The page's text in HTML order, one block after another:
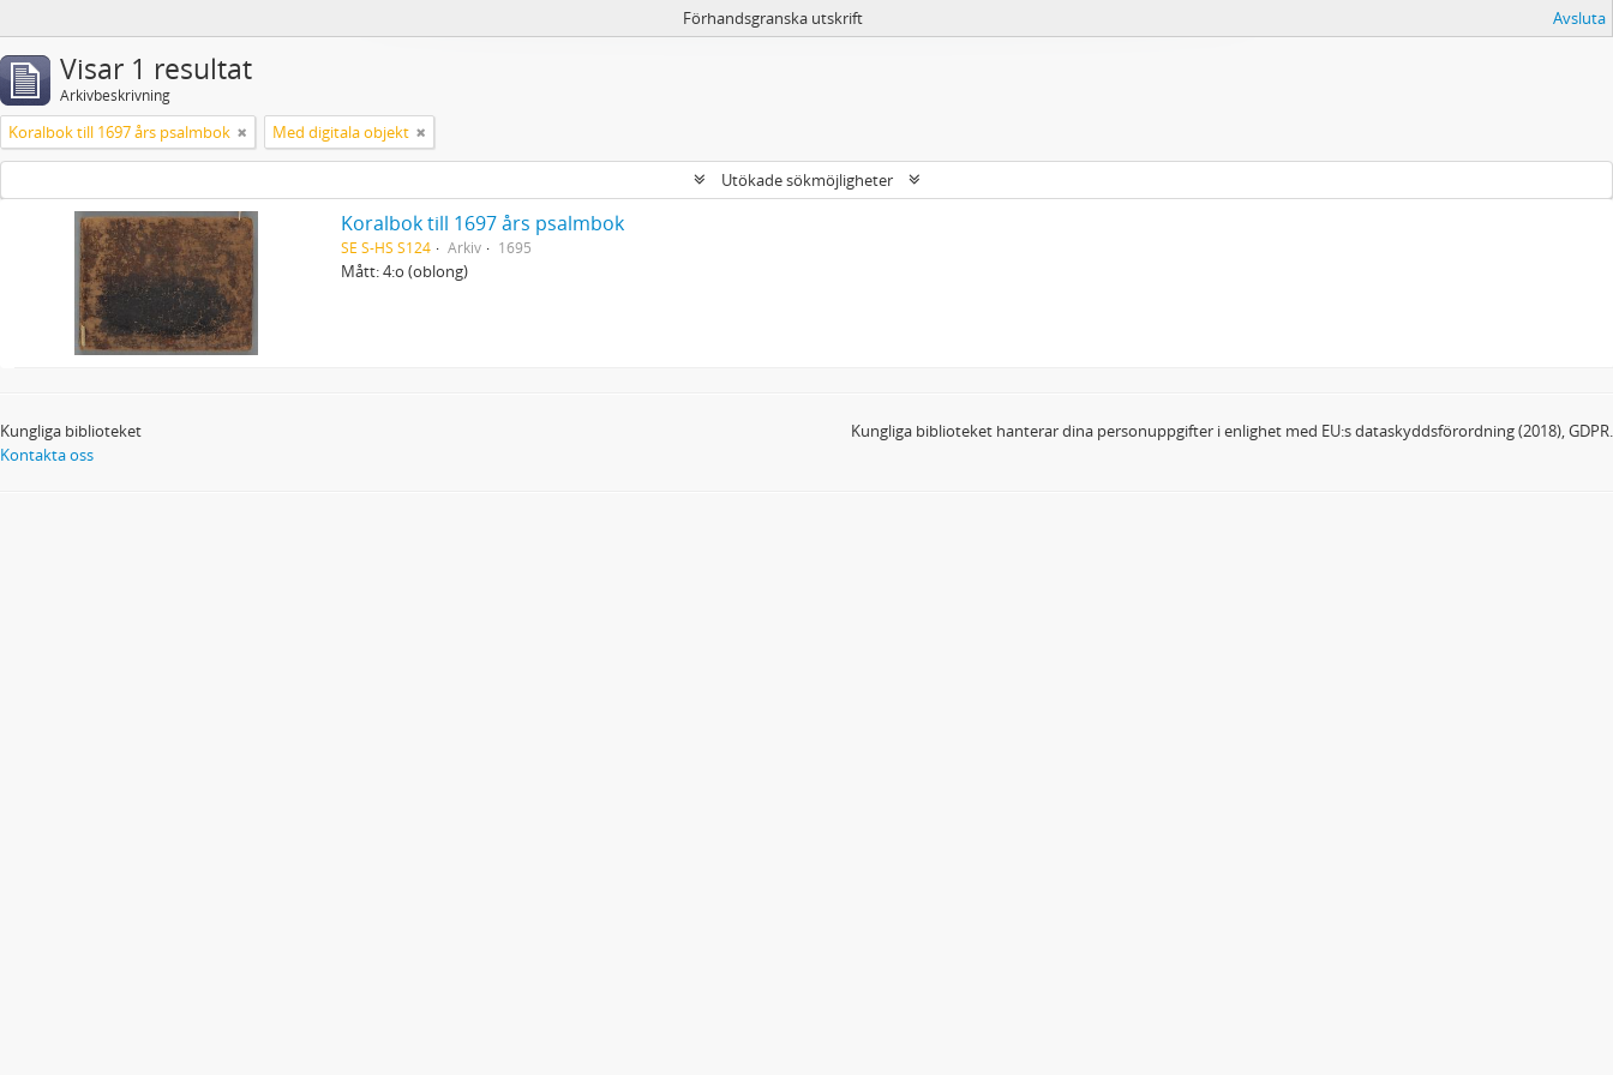
Förhandsgranska utskrift Avsluta
Visar 1 resultat
Arkivbeskrivning
Koralbok till 1697 års psalmbok Med digitala objekt
Utökade sökmöjligheter
Koralbok till 1697 års psalmbok
SE S-HS S124 Arkiv 1695
Mått: 4:o (oblong)
Kungliga biblioteket
Kontakta oss
Kungliga biblioteket hanterar dina personuppgifter i enlighet med EU:s dataskyddsförordning (2018), GDPR.